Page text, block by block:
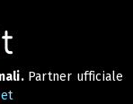
Partner ufficiale